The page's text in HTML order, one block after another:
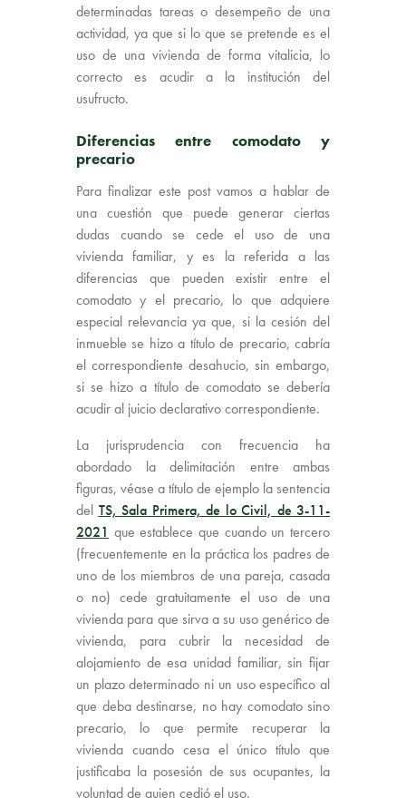
determinadas tareas o desempeño de una
actividad, ya que si lo que se pretende es el
uso de una vivienda de forma vitalicia, lo
correcto es acudir a la institución del
usufructo.
Diferencias entre comodato y
precario
Para finalizar este post vamos a hablar de
una cuestión que puede generar ciertas
dudas cuando se cede el uso de una
vivienda familiar, y es la referida a las
diferencias que pueden existir entre el
comodato y el precario, lo que adquiere
especial relevancia ya que, si la cesión del
inmueble se hizo a título de precario, cabría
el correspondiente desahucio, sin embargo,
si se hizo a título de comodato se debería
acudir al juicio declarativo correspondiente.
La jurisprudencia con frecuencia ha
abordado la delimitación entre ambas
figuras, véase a título de ejemplo la sentencia
del TS, Sala Primera, de lo Civil, de 3-11-
2021 que establece que cuando un tercero
(frecuentemente en la práctica los padres de
uno de los miembros de una pareja, casada
o no) cede gratuitamente el uso de una
vivienda para que sirva a su uso genérico de
vivienda, para cubrir la necesidad de
alojamiento de esa unidad familiar, sin fijar
un plazo determinado ni un uso específico al
que deba destinarse, no hay comodato sino
precario, lo que permite recuperar la
vivienda cuando cesa el único título que
justificaba la posesión de sus ocupantes, la
voluntad de quien cedió el uso.